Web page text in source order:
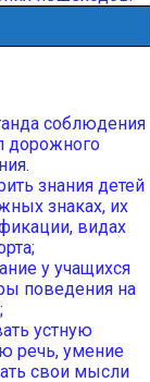
соблюдения
дорожного
знания детей
знаках, их
видах
у учащихся
поведения на
устную
речь, умение
свои мысли